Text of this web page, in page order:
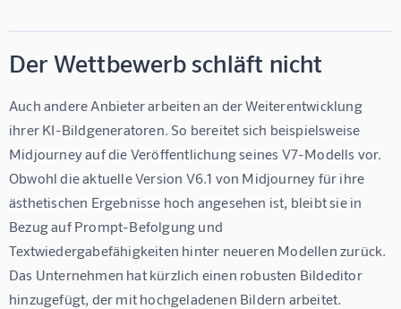
Der Wettbewerb schläft nicht
Auch andere Anbieter arbeiten an der Weiterentwicklung
ihrer KI-Bildgeneratoren. So bereitet sich beispielsweise
Midjourney auf die Veröffentlichung seines V7-Modells vor.
Obwohl die aktuelle Version V6.1 von Midjourney für ihre
ästhetischen Ergebnisse hoch angesehen ist, bleibt sie in
Bezug auf Prompt-Befolgung und
Textwiedergabefähigkeiten hinter neueren Modellen zurück.
Das Unternehmen hat kürzlich einen robusten Bildeditor
hinzugefügt, der mit hochgeladenen Bildern arbeitet.